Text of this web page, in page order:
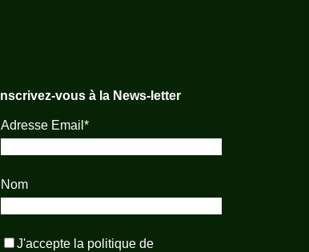
Inscrivez-vous à la News-letter
Adresse Email*
Nom
J'accepte la politique de